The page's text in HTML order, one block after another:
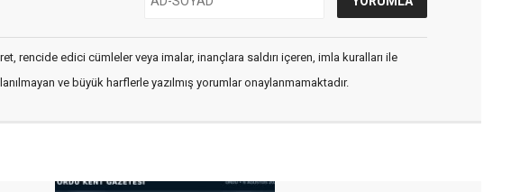
rencide edici cümleler veya imalar, inançlara saldırı içeren, imla kuralları ile
ve büyük harflerle yazılmış yorumlar onaylanmamaktadır.